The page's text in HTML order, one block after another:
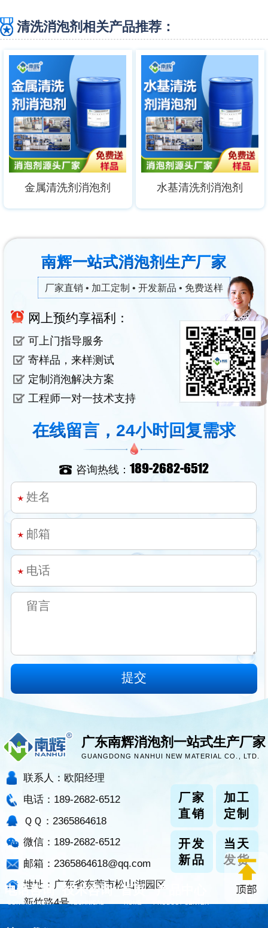
清洗消泡剂相关产品推荐：
金属清洗剂消泡剂 水基清洗剂消泡剂
在线留言，24小时回复需求
南辉一站式消泡剂生产厂家
厂家直销 • 加工定制 • 开发新品 • 免费送样
网上预约享福利：
可上门指导服务
寄样品，来样测试
定制消泡解决方案
工程师一对一技术支持
咨询热线： 189-2682-6512
广东南辉消泡剂一站式生产厂家
GUANGDONG NANHUI NEW MATERIAL CO., LTD.
厂家
直销
加工
定制
开发
新品
当天
发货
联系人：欧阳经理
电话：189-2682-6512
ＱＱ：2365864618
微信：189-2682-6512
邮箱：2365864618@qq.com
地址：广东省东莞市松山湖园区
新竹路4号
电话咨询
CONTACT NOW
技术咨询 首页 产品中心